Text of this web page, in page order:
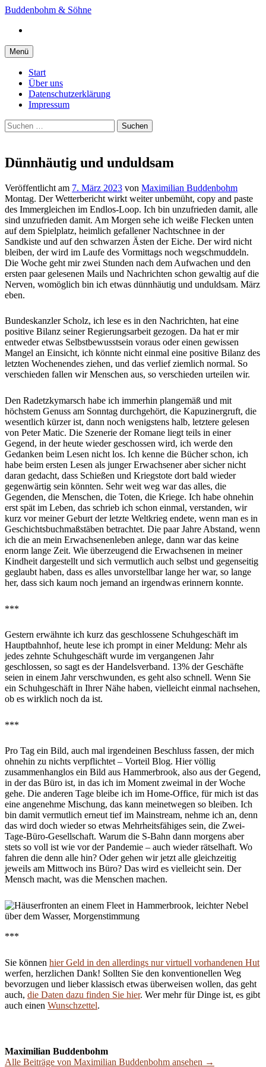
Springe
Inhalt
Buddenbohm & Söhne
Menü
Start
Über uns
Datenschutzerklärung
Impressum
Suchen
nach:
Dünnhäutig und unduldsam
Veröffentlicht am 7. März 2023 von Maximilian Buddenbohm
Montag. Der Wetterbericht wirkt weiter unbemüht, copy and paste
des Immergleichen im Endlos-Loop. Ich bin unzufrieden damit, alle
sind unzufrieden damit. Am Morgen sehe ich weiße Flecken unten
auf dem Spielplatz, heimlich gefallener Nachtschnee in der
Sandkiste und auf den schwarzen Ästen der Eiche. Der wird nicht
bleiben, der wird im Laufe des Vormittags noch wegschmuddeln.
Die Woche geht mir zwei Stunden nach dem Aufwachen und den
ersten paar gelesenen Mails und Nachrichten schon gewaltig auf die
Nerven, womöglich bin ich etwas dünnhäutig und unduldsam. März
eben.
Bundeskanzler Scholz, ich lese es in den Nachrichten, hat eine
positive Bilanz seiner Regierungsarbeit gezogen. Da hat er mir
entweder etwas Selbstbewusstsein voraus oder einen gewissen
Mangel an Einsicht, ich könnte nicht einmal eine positive Bilanz des
letzten Wochenendes ziehen, und das verlief ziemlich normal. So
verschieden fallen wir Menschen aus, so verschieden urteilen wir.
Den Radetzkymarsch habe ich immerhin plangemäß und mit
höchstem Genuss am Sonntag durchgehört, die Kapuzinergruft, die
wesentlich kürzer ist, dann noch wenigstens halb, letztere gelesen
von Peter Matic. Die Szenerie der Romane liegt teils in einer
Gegend, in der heute wieder geschossen wird, ich werde den
Gedanken beim Lesen nicht los. Ich kenne die Bücher schon, ich
habe beim ersten Lesen als junger Erwachsener aber sicher nicht
daran gedacht, dass Schießen und Kriegstote dort bald wieder
gegenwärtig sein könnten. Sehr weit weg war das alles, die
Gegenden, die Menschen, die Toten, die Kriege. Ich habe ohnehin
erst spät im Leben, das schrieb ich schon einmal, verstanden, wir
kurz vor meiner Geburt der letzte Weltkrieg endete, wenn man es in
Geschichtsbuchmaßstäben betrachtet. Die paar Jahre Abstand, wenn
ich die an mein Erwachsenenleben anlege, dann war das keine
enorm lange Zeit. Wie überzeugend die Erwachsenen in meiner
Kindheit dargestellt und sich vermutlich auch selbst und gegenseitig
geglaubt haben, dass es alles unvorstellbar lange her war, so lange
her, dass sich kaum noch jemand an irgendwas erinnern konnte.
***
Gestern erwähnte ich kurz das geschlossene Schuhgeschäft im
Hauptbahnhof, heute lese ich prompt in einer Meldung: Mehr als
jedes zehnte Schuhgeschäft wurde im vergangenen Jahr
geschlossen, so sagt es der Handelsverband. 13% der Geschäfte
seien in einem Jahr verschwunden, es geht also schnell. Wenn Sie
ein Schuhgeschäft in Ihrer Nähe haben, vielleicht einmal nachsehen,
ob es wirklich noch da ist.
***
Pro Tag ein Bild, auch mal irgendeinen Beschluss fassen, der mich
ohnehin zu nichts verpflichtet – Vorteil Blog. Hier völlig
zusammenhanglos ein Bild aus Hammerbrook, also aus der Gegend,
in der das Büro ist, in das ich im Moment zweimal in der Woche
gehe. Die anderen Tage bleibe ich im Home-Office, für mich ist das
eine angenehme Mischung, das kann meinetwegen so bleiben. Ich
bin damit vermutlich erneut tief im Mainstream, nehme ich an, denn
das wird doch wieder so etwas Mehrheitsfähiges sein, die Zwei-
Tage-Büro-Gesellschaft. Warum die S-Bahn dann morgens aber
stets so voll ist wie vor der Pandemie – auch wieder rätselhaft. Wo
fahren die denn alle hin? Oder gehen wir jetzt alle gleichzeitig
jeweils am Mittwoch ins Büro? Das wird es vielleicht sein. Der
Mensch macht, was die Menschen machen.
***
Sie können hier Geld in den allerdings nur virtuell vorhandenen Hut
werfen, herzlichen Dank! Sollten Sie den konventionellen Weg
bevorzugen und lieber klassisch etwas überweisen wollen, das geht
auch, die Daten dazu finden Sie hier. Wer mehr für Dinge ist, es gibt
auch einen Wunschzettel.
Maximilian Buddenbohm
Alle Beiträge von Maximilian Buddenbohm ansehen →